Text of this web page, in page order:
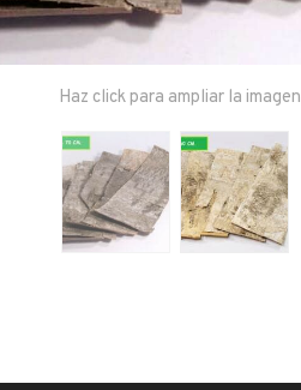
Haz click para ampliar la imagen